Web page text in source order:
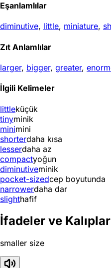
Eşanlamlılar
diminutive, little, miniature,
Zıt Anlamlılar
larger, bigger, greater,
İlgili Kelimeler
littleküçük
tinyminik
minimini
shorterdaha kısa
lesserdaha az
compactyoğun
diminutiveminik
pocket-sizedcep boyutunda
narrowerdaha dar
slighthafif
İfadeler ve Kalıplar
smaller size